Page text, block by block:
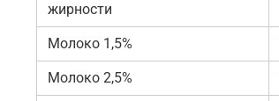
жирности
Молоко 1,5%
Молоко 2,5%